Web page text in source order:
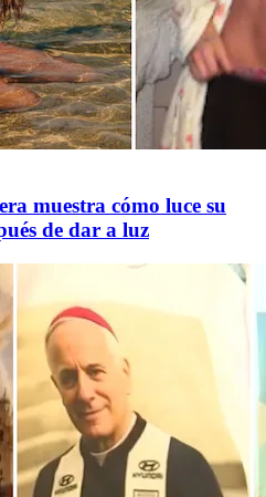
muestra cómo luce su
de dar a luz